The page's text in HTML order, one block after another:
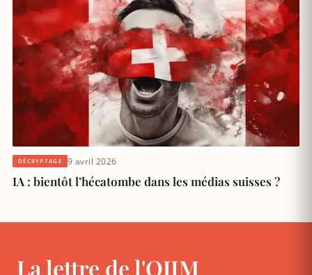
DÉCRYPTAGE 9 avril 2026
IA : bientôt l’hécatombe dans les médias suisses ?
La lettre de l'OJIM